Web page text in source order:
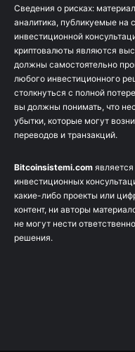
Сведения о рисках:
аналитика, публикуемые на
инвестиционной
криптовалюты являются
должны самостоятельно
любого инвестиционного
столкнуться с полной
вы должны понимать, что
убытки, которые могут
переводов и транзакций.
Bitcoinsistemi.com
инвестиционных
какие-либо проекты или
контент, ни авторы
не могут нести
решения.